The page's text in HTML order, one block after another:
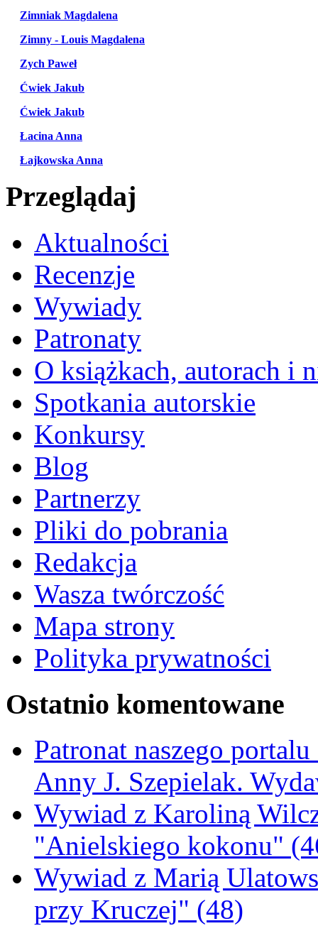
Zimniak Magdalena
Zimny - Louis Magdalena
Zych Paweł
Ćwiek Jakub
Ćwiek Jakub
Łacina Anna
Łajkowska Anna
Przeglądaj
Aktualności
Recenzje
Wywiady
Patronaty
O książkach, autorach i
Spotkania autorskie
Konkursy
Blog
Partnerzy
Pliki do pobrania
Redakcja
Wasza twórczość
Mapa strony
Polityka prywatności
Ostatnio komentowane
Patronat naszego
Anny J. Szepielak.
Wywiad z Karoliną
"Anielskiego kokonu"
Wywiad z Marią
przy Kruczej" (48)